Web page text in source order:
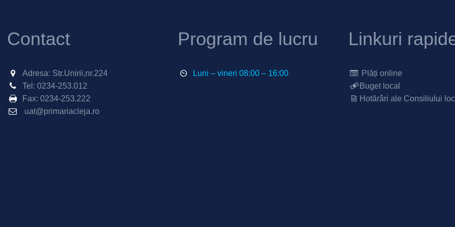
Contact
Adresa: Str.Unirii,nr.224
Tel: 0234-253.012
Fax: 0234-253.222
uat@primariacleja.ro
Program de lucru
Luni – vineri 08:00 – 16:00
Linkuri
Plăți online
Buget local
Hotărâri ale Consiliului